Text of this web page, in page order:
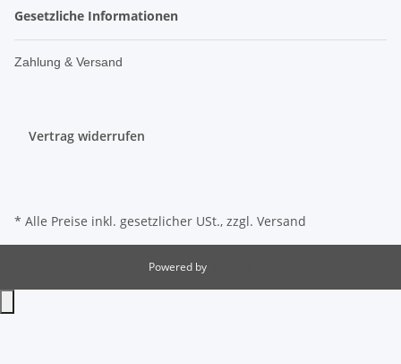
Gesetzliche Informationen
Zahlung & Versand
Vertrag widerrufen
* Alle Preise inkl. gesetzlicher USt., zzgl. Versand
Powered by